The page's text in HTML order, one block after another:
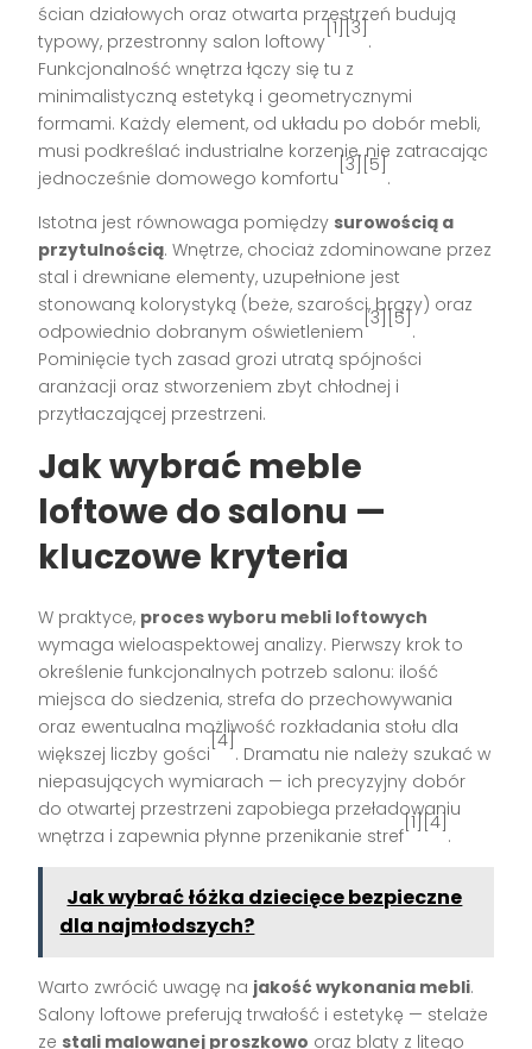
ścian działowych oraz otwarta przestrzeń budują
typowy, przestronny salon loftowy
[1][3]
.
Funkcjonalność wnętrza łączy się tu z
minimalistyczną estetyką i geometrycznymi
formami. Każdy element, od układu po dobór mebli,
musi podkreślać industrialne korzenie, nie zatracając
jednocześnie domowego komfortu
[3][5]
.
Istotna jest równowaga pomiędzy surowością a
przytulnością. Wnętrze, chociaż zdominowane przez
stal i drewniane elementy, uzupełnione jest
stonowaną kolorystyką (beże, szarości, brązy) oraz
odpowiednio dobranym oświetleniem
[3][5]
.
Pominięcie tych zasad grozi utratą spójności
aranżacji oraz stworzeniem zbyt chłodnej i
przytłaczającej przestrzeni.
Jak wybrać meble
loftowe do salonu —
kluczowe kryteria
W praktyce, proces wyboru mebli loftowych
wymaga wieloaspektowej analizy. Pierwszy krok to
określenie funkcjonalnych potrzeb salonu: ilość
miejsca do siedzenia, strefa do przechowywania
oraz ewentualna możliwość rozkładania stołu dla
większej liczby gości
[4]
. Dramatu nie należy szukać w
niepasujących wymiarach — ich precyzyjny dobór
do otwartej przestrzeni zapobiega przeładowaniu
wnętrza i zapewnia płynne przenikanie stref
[1][4]
.
Jak wybrać łóżka dziecięce bezpieczne
dla najmłodszych?
Warto zwrócić uwagę na jakość wykonania mebli.
Salony loftowe preferują trwałość i estetykę — stelaże
ze stali malowanej proszkowo oraz blaty z litego